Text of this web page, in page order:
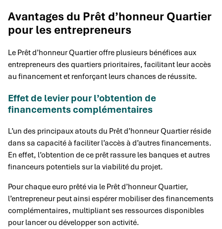
Avantages du Prêt d’honneur Quartier
pour les entrepreneurs
Le Prêt d’honneur Quartier offre plusieurs bénéfices aux
entrepreneurs des quartiers prioritaires, facilitant leur accès
au financement et renforçant leurs chances de réussite.
Effet de levier pour l’obtention de
financements complémentaires
L’un des principaux atouts du Prêt d’honneur Quartier réside
dans sa capacité à faciliter l’accès à d’autres financements.
En effet, l’obtention de ce prêt rassure les banques et autres
financeurs potentiels sur la viabilité du projet.
Pour chaque euro prêté via le Prêt d’honneur Quartier,
l’entrepreneur peut ainsi espérer mobiliser des financements
complémentaires, multipliant ses ressources disponibles
pour lancer ou développer son activité.